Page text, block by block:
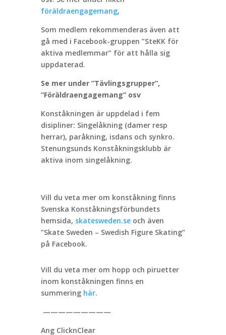
föräldraengagemang,
Som medlem rekommenderas även att
gå med i Facebook-gruppen ”SteKK för
aktiva medlemmar” för att hålla sig
uppdaterad.
Se mer under ”Tävlingsgrupper”,
”Föräldraengagemang” osv
Konståkningen är uppdelad i fem
disipliner: Singelåkning (damer resp
herrar), paråkning, isdans och synkro.
Stenungsunds Konståkningsklubb är
aktiva inom singelåkning.
Vill du veta mer om konståkning finns
Svenska Konståkningsförbundets
hemsida, skatesweden.seoch även
”Skate Sweden – Swedish Figure Skating”
på Facebook.
Vill du veta mer om hopp och piruetter
inom konståkningen finns en
summering här.
—————————
Ang ClicknClear